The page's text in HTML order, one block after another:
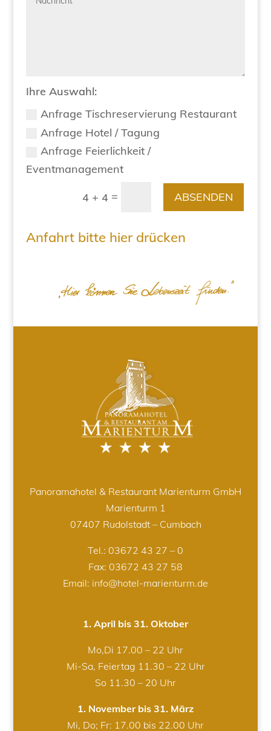
Ihre Auswahl:
Anfrage Tischreservierung Restaurant
Anfrage Hotel / Tagung
Anfrage Feierlichkeit /
Eventmanagement
4 + 4 = ABSENDEN
Anfahrt bitte hier drücken
Panoramahotel & Restaurant Marienturm GmbH
Marienturm 1
07407 Rudolstadt – Cumbach
Tel.: 03672 43 27 – 0
Fax: 03672 43 27 58
Email: info@hotel-marienturm.de
1. April bis 31. Oktober
Mo,Di 17.00 – 22 Uhr
Mi-Sa, Feiertag 11.30 – 22 Uhr
So 11.30 – 20 Uhr
1. November bis 31. März
Mi, Do; Fr: 17.00 bis 22.00 Uhr